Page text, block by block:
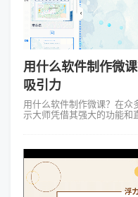
用什么软件制作微
吸引力
用什么软件制作微课？在众
示大师凭借其强大的功能和